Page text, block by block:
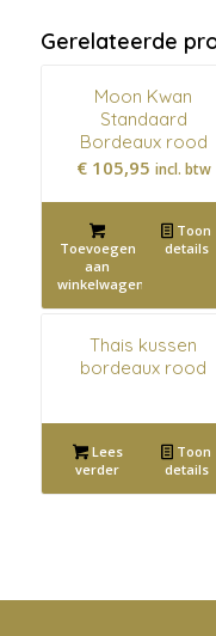
Gerelateerde
Moon Kwan
Standaard
Bordeaux rood
€105,95 incl. btw
Toevoegen
aan
winkelwagen
Toon
details
Thais kussen
bordeaux rood
Lees
verder
Toon
details